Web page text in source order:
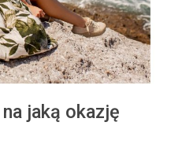
jaką okazję